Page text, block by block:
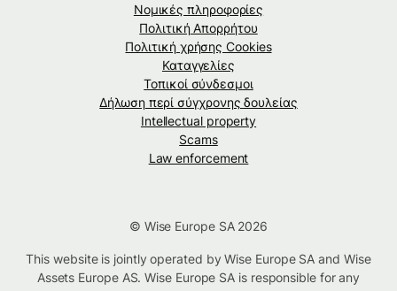
Νομικές πληροφορίες
Πολιτική Απορρήτου
Πολιτική χρήσης Cookies
Καταγγελίες
Τοπικοί σύνδεσμοι
Δήλωση περί σύγχρονης δουλείας
Intellectual property
Scams
Law enforcement
© Wise Europe SA 2026
This website is jointly operated by Wise Europe SA and Wise
Assets Europe AS. Wise Europe SA is responsible for any